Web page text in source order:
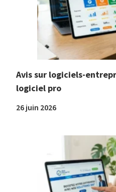
Avis sur logiciels-
logiciel pro
26 juin 2026